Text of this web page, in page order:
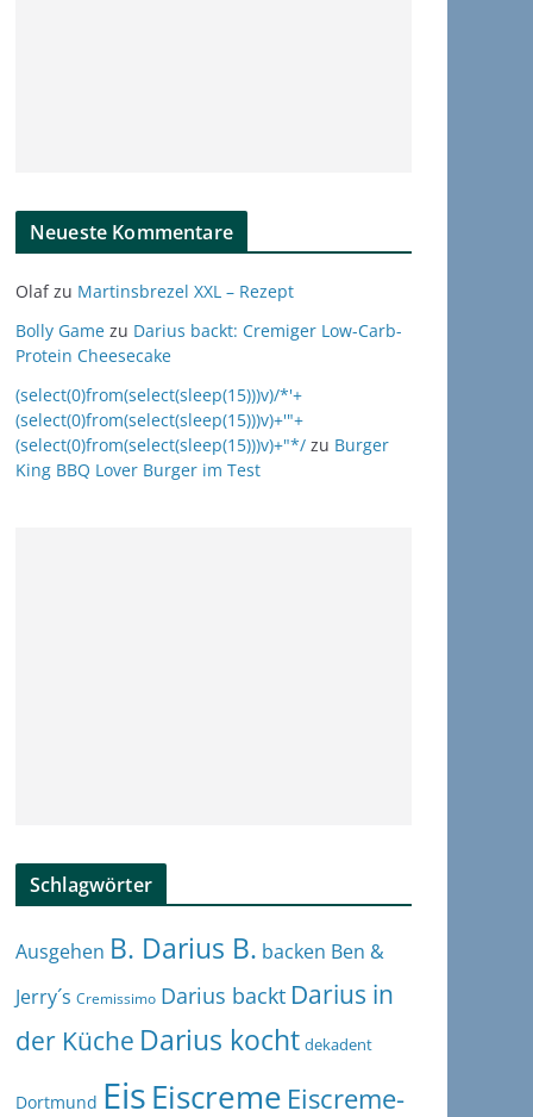
Neueste Kommentare
Olafzu Martinsbrezel XXL – Rezept
Bolly Game zu Darius backt: Cremiger Low-Carb-
Protein Cheesecake
(select(0)from(select(sleep(15)))v)/*'+
(select(0)from(select(sleep(15)))v)+'"+
(select(0)from(select(sleep(15)))v)+"*/ zu Burger
King BBQ Lover Burger im Test
Schlagwörter
Ausgehen B. Darius B. backen Ben &
Jerry´s Cremissimo Darius backt Darius in
der Küche Darius kocht dekadent
Dortmund EisEiscreme Eiscreme-